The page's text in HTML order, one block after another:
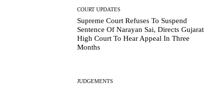
COURT UPDATES
Supreme Court Refuses To Suspend
Sentence Of Narayan Sai, Directs Gujarat
High Court To Hear Appeal In Three
Months
JUDGEMENTS